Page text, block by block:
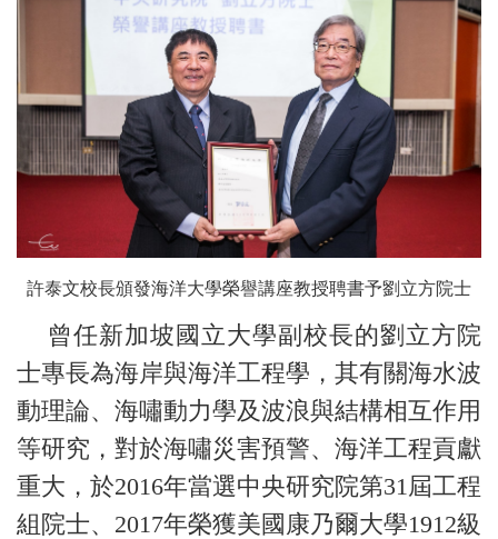
許泰文校長頒發海洋大學榮譽講座教授聘書予劉立方院士
曾任新加坡國立大學副校長的劉立方院
士專長為海岸與海洋工程學，其有關海水波
動理論、海嘯動力學及波浪與結構相互作用
等研究，對於海嘯災害預警、海洋工程貢獻
重大，於2016年當選中央研究院第31屆工程
組院士、2017年榮獲美國康乃爾大學1912級